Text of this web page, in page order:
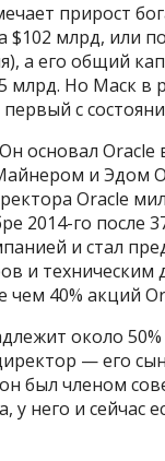
прирост
$102 млрд, или
а его общий
млрд. Но Маск в
с
основал Oracle
и Эдом
Oracle
2014-го после
и стал
и техническим
чем 40% акций
около
— его
был членом
у него и сейчас